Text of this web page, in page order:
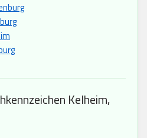
Kelheim,